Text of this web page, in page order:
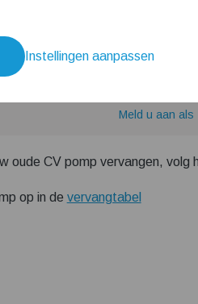
Meld u aan als
oude CV pomp vervangen, volg
op in de vervangtabel
Instellingen aanpassen